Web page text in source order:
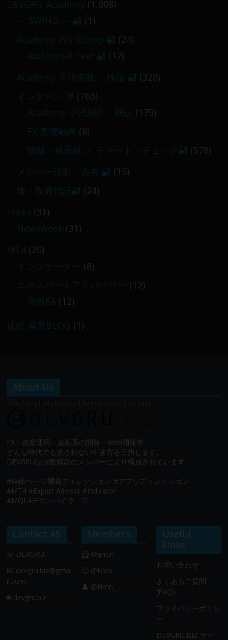
【 メンバー限定 】2026-03-05～06
DEVGRU Academy (1,008)
～ SWING ～ 🔐 (1)
Academy Workshop 🔐 (24)
Additional Text 🔐 (17)
Academy 手法実践・ 検証 🔐 (328)
インターン 🔰 (763)
Academy 手法紹介・検証 (179)
FX 基礎動画 (8)
情報・掲示板 ／ チャート・チェック🔐 (578)
メンバー活動・共有 🔐 (15)
株・投資信託🔐 (24)
Forex (31)
Newsweek (31)
MT4(20)
インジケーター (8)
エキスパートアドバイザー (12)
海外EA (12)
徒然 運営BLOG (1)
About Us
FX・資産運用・金融系の開発・Web開発等、
どんな時代でも流されない生き方を目指します。
DEVGRUは少数精鋭のメンバーにより構成されています。
#Webページ開発ディレクション #アプリディレクション
#MT4 #Expert Advisor #Indicator
#MQL4デコンパイラ 等
Contact AS
🦅 DEVGRU
📧 devgru.biz@gma
il.com
🌐 devgru.biz
Member’s
🦸 @anon
🙂 @Mob
👤 @Hmn_
Useful
Links
お問い合わせ
よくあるご質問
(FAQ)
プライバシーポリシ
ー
DEVGRU.BIZ サイ